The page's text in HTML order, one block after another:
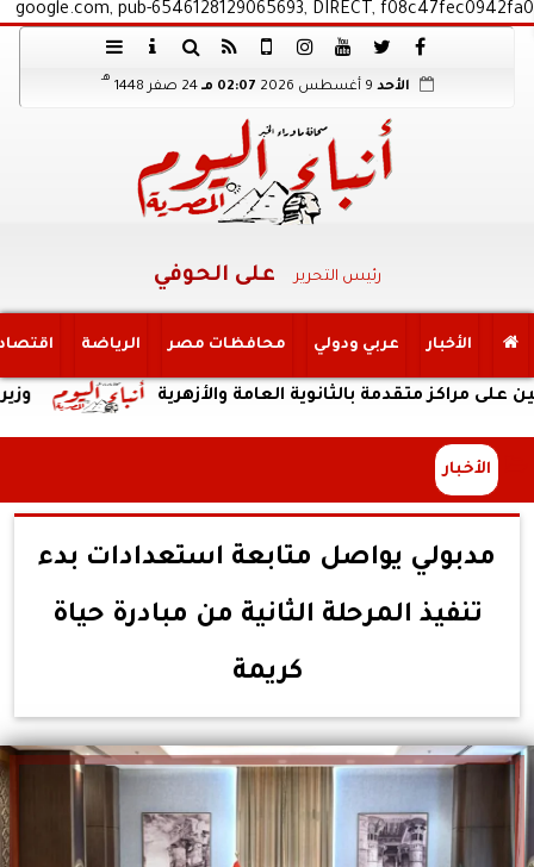
google.com, pub-6546128129065693, DIRECT, f08c47fec0942fa0
الأحد 02:07 مـ 24 صفر 1448
هـ
رئيس التحرير على الحوفي
الأخبار عربي ودولي محافظات مصر الرياضة
وزير الري بالثانوية العامة والأزهرية
الأخبار
مدبولي يواصل متابعة استعدادات بدء
تنفيذ المرحلة الثانية من مبادرة حياة
كريمة